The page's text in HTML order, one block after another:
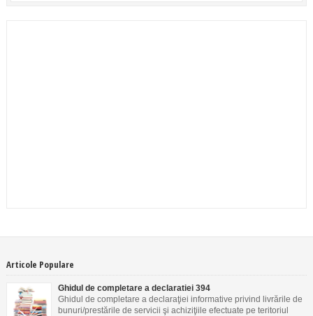
Articole Populare
Ghidul de completare a declaratiei 394
Ghidul de completare a declaraţiei informative privind livrările de
bunuri/prestările de servicii şi achiziţiile efectuate pe teritoriul